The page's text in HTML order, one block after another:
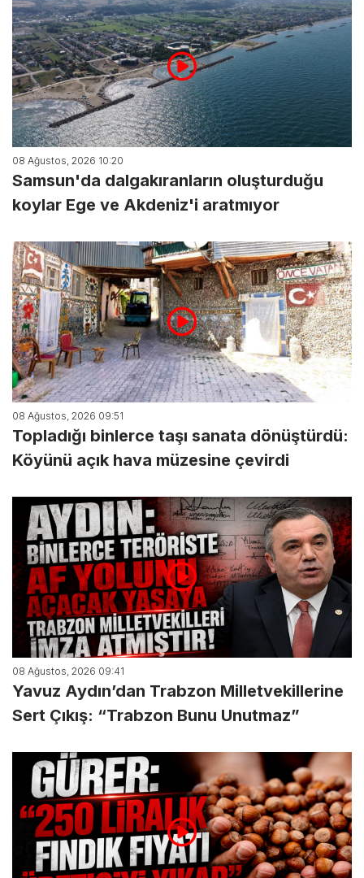
08 Ağustos, 2026 10:20
Samsun'da dalgakıranların oluşturduğu
koylar Ege ve Akdeniz'i aratmıyor
08 Ağustos, 2026 09:51
Topladığı binlerce taşı sanata dönüştürdü:
Köyünü açık hava müzesine çevirdi
08 Ağustos, 2026 09:41
Yavuz Aydın’dan Trabzon Milletvekillerine
Sert Çıkış: “Trabzon Bunu Unutmaz”